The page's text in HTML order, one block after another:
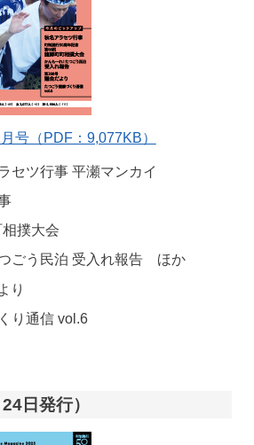
号（PDF：9,077KB）
セツ行事 平瀬マンカイ
撲大会
ごう民泊 受入れ報告 ほか
り
り通信 vol.6
日発行）